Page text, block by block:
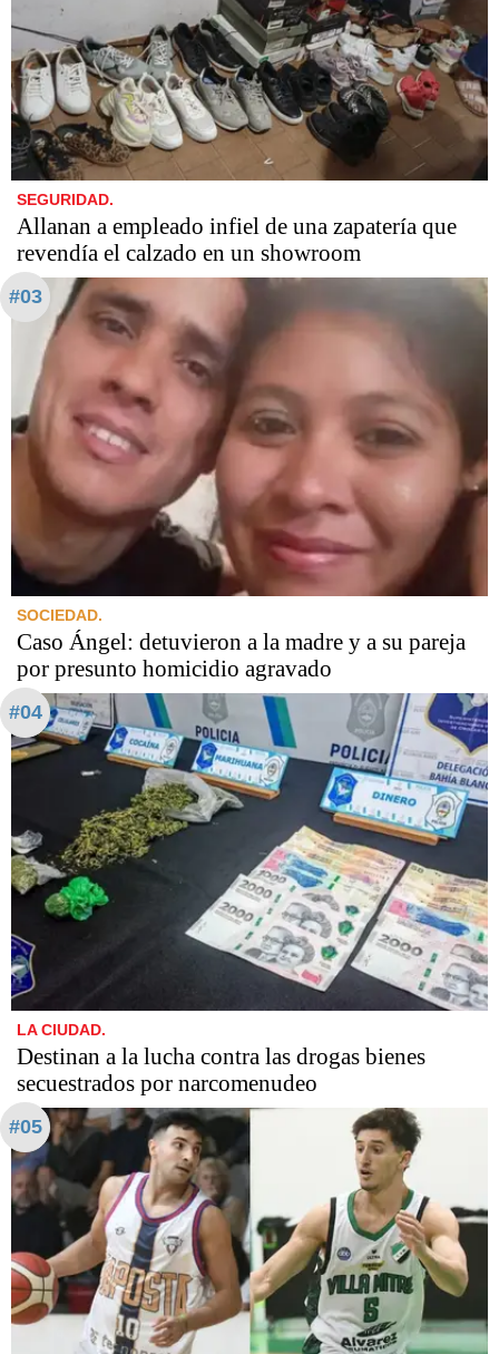
SEGURIDAD.
Allanan a empleado infiel de una zapatería que
revendía el calzado en un showroom
#03
SOCIEDAD.
Caso Ángel: detuvieron a la madre y a su pareja
por presunto homicidio agravado
#04
LA CIUDAD.
Destinan a la lucha contra las drogas bienes
secuestrados por narcomenudeo
#05